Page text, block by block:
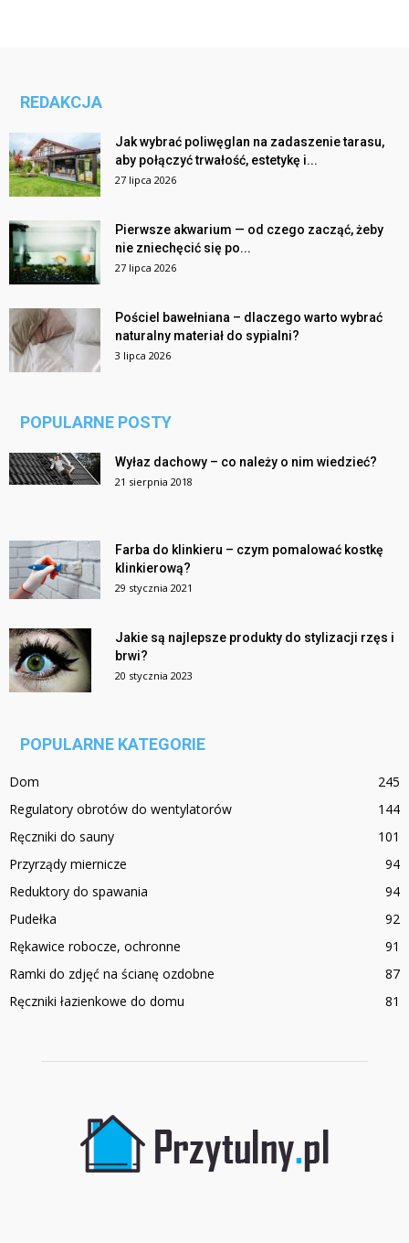
REDAKCJA
Jak wybrać poliwęglan na zadaszenie tarasu,
aby połączyć trwałość, estetykę i...
27 lipca 2026
Pierwsze akwarium — od czego zacząć, żeby
nie zniechęcić się po...
27 lipca 2026
Pościel bawełniana – dlaczego warto wybrać
naturalny materiał do sypialni?
3 lipca 2026
POPULARNE POSTY
Wyłaz dachowy – co należy o nim wiedzieć?
21 sierpnia 2018
Farba do klinkieru – czym pomalować kostkę
klinkierową?
29 stycznia 2021
Jakie są najlepsze produkty do stylizacji rzęs i
brwi?
20 stycznia 2023
POPULARNE KATEGORIE
Dom
245
Regulatory obrotów do wentylatorów
144
Ręczniki do sauny
101
Przyrządy miernicze
94
Reduktory do spawania
94
Pudełka
92
Rękawice robocze, ochronne
91
Ramki do zdjęć na ścianę ozdobne
87
Ręczniki łazienkowe do domu
81